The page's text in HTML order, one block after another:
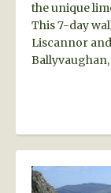
the unique
This 7-day
Liscannor